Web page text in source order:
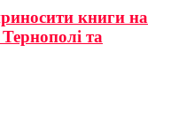
книги на
та